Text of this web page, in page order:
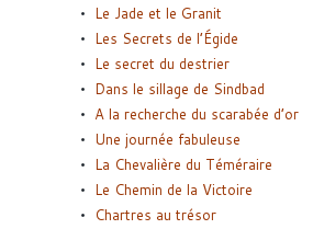
Le Jade et le Granit
Les Secrets de l’Égide
Le secret du destrier
Dans le sillage de Sindbad
A la recherche du scarabée d’or
Une journée fabuleuse
La Chevalière du Téméraire
Le Chemin de la Victoire
Chartres au trésor